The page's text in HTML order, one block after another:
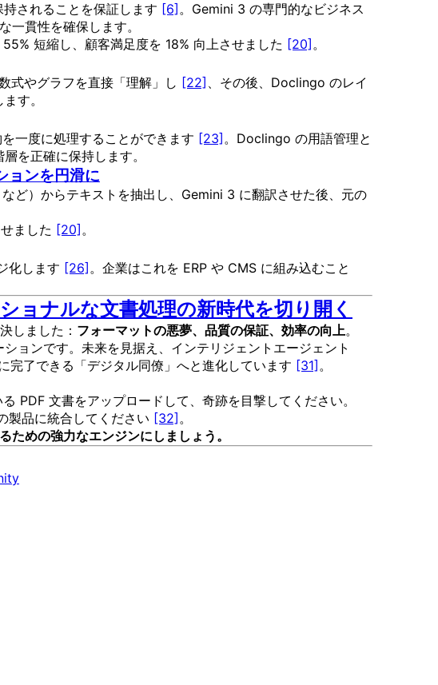
されることを保証します [6] 。Gemini 3 の専門的なビジネス
貫性を確保します。
短縮し、顧客満足度を 18% 向上させました [20] 。
式やグラフを直接「理解」し [22] 、その後、Doclingo のレイ
す。
一度に処理することができます [23] 。Doclingo の用語管理と
を正確に保持します。
ョンを円滑に
ど）からテキストを抽出し、Gemini 3 に翻訳させた後、元の
ました [20] 。
化します [26] 。企業はこれを ERP や CMS に組み込むこと
ョナルな文書処理の新時代を切り開く
しました： フォーマットの悪夢、品質の保証、効率の向上。
ョンです。未来を見据え、インテリジェントエージェント
完了できる「デジタル同僚」へと進化しています [31] 。
PDF 文書をアップロードして、奇跡を目撃してください。
製品に統合してください [32] 。
めの強力なエンジンにしましょう。